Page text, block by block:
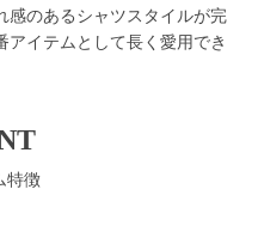
感のあるシャツスタイルが完
アイテムとして長く愛用でき
特徴